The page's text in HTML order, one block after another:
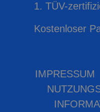
1. TÜV-
Kostenloser
IMPRESSUM